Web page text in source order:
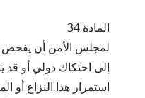
المادة 34
لمجلس الأمن أن يفحص
إلى احتكاك دولي أو قد
استمرار هذا النزاع